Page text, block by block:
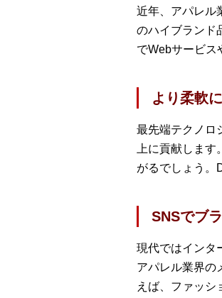
近年、アパレル
のハイブランド
でWebサービス
より柔軟
最先端テクノロ
上に貢献しま
がるでしょう。
SNSでブ
現代ではインタ
アパレル業界の
えば、ファッシ